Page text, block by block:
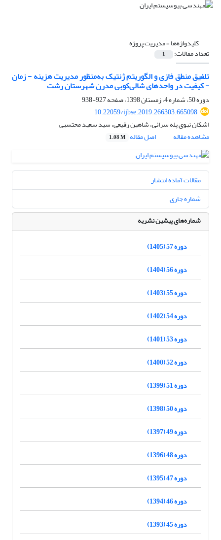
کلیدواژه‌ها =مدیریت پروژه
تعداد مقالات: 1
تلفیق منطق فازی و الگوریتم ژنتیک به‌منظور مدیریت هزینه - زمان
- کیفیت در واحدهای شالی‌کوبی مدرن شهرستان رشت
دوره 50، شماره 4، زمستان 1398، صفحه
927-938
10.22059/ijbse.2019.266303.665098
اشکان نبوی پله سرائی، شاهین رفیعی، سید سعید محتسبی
مشاهده مقاله
اصل مقاله 1.08 M
مقالات آماده انتشار
شماره جاری
شماره‌های پیشین نشریه
دوره 57 (1405)
دوره 56 (1404)
دوره 55 (1403)
دوره 54 (1402)
دوره 53 (1401)
دوره 52 (1400)
دوره 51 (1399)
دوره 50 (1398)
دوره 49 (1397)
دوره 48 (1396)
دوره 47 (1395)
دوره 46 (1394)
دوره 45 (1393)